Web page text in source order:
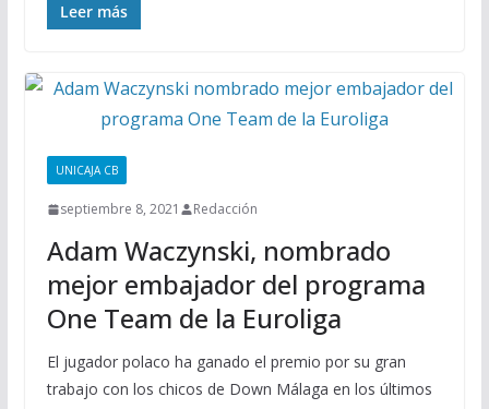
Leer más
UNICAJA CB
septiembre 8, 2021 Redacción
Adam Waczynski, nombrado
mejor embajador del programa
One Team de la Euroliga
El jugador polaco ha ganado el premio por su gran
trabajo con los chicos de Down Málaga en los últimos